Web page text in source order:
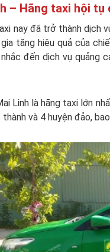
– Hãng taxi hội
nay đã trở thành dịch
tăng hiệu quả của
đến dịch vụ quảng
Linh là hãng taxi lớn
và 4 huyện đảo,